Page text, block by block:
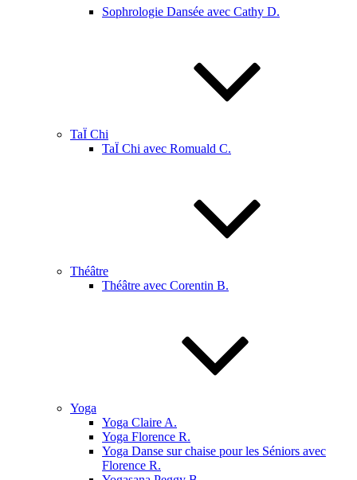
Sophrologie Dansée avec Cathy D.
TaÏ Chi
TaÏ Chi avec Romuald C.
Théâtre
Théâtre avec Corentin B.
Yoga
Yoga Claire A.
Yoga Florence R.
Yoga Danse sur chaise pour les Séniors avec
Florence R.